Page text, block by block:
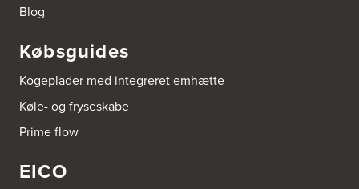
Norgesvej 24C
Tel.:73702533
http://www.aubo.dk
Aubo Køkken & Bad Helsingør
3000 Helsingør
Blog
Købsguides
Kogeplader med integreret emhætte
Køle- og fryseskabe
Prime flow
EICO